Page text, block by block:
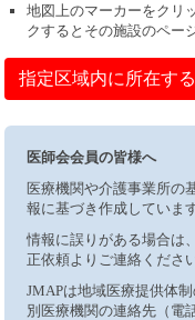
地図上のマーカーをクリ
クするとその施設のペー
指定区域内に所在す
医師会会員の皆様へ
医療機関や介護事業所の
報に基づき作成しています
情報に誤りがある場合は
正依頼よりご連絡ください
JMAPは地域医療提供体
別医療機関の連絡先（電